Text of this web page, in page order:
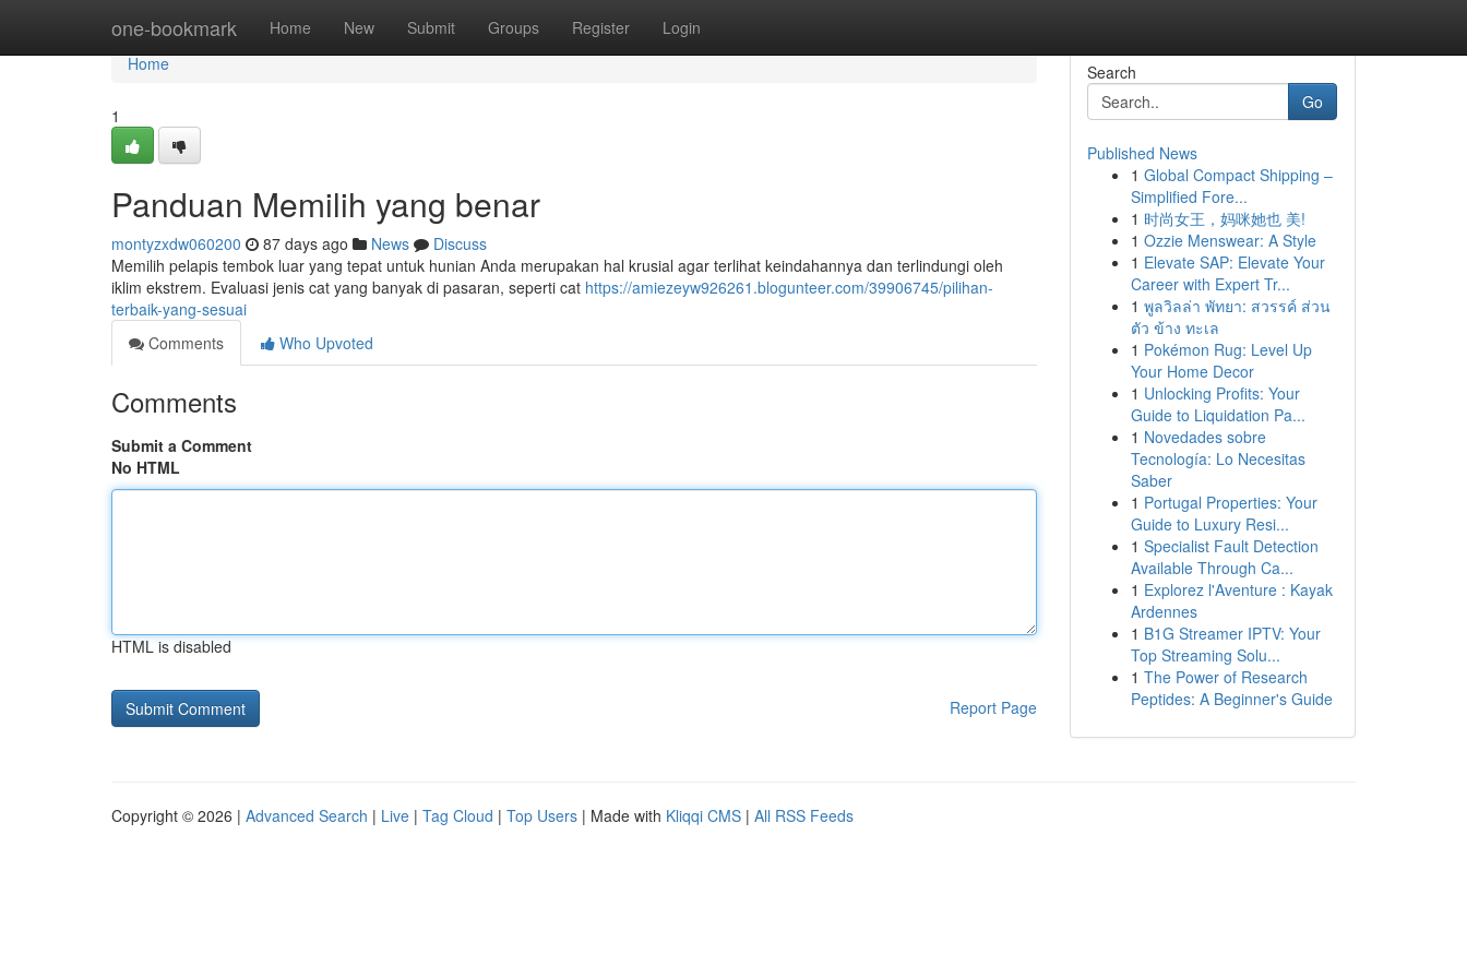
one-bookmark Home New Submit Groups Register Login
Home
Home
1
Panduan Memilih yang benar
montyzxdw060200 87 days ago News
Discuss
Memilih pelapis tembok luar yang tepat untuk hunian Anda merupakan hal krusial agar terlihat keindahannya dan terlindungi oleh
iklim ekstrem. Evaluasi jenis cat yang banyak di pasaran, seperti cat https://amiezeyw926261.blogunteer.com/39906745/pilihan-
terbaik-yang-sesuai
Comments
Who Upvoted
Comments
Submit a Comment
No HTML
HTML is disabled
Report Page
Search
Go
Published News
1 Global Compact Shipping –
Simplified Fore...
1 时尚女王，妈咪她也 美!
1 Ozzie Menswear: A Style
1 Elevate SAP: Elevate Your
Career with Expert Tr...
1 พูลวิลล่า พัทยา: สวรรค์ ส่วน
ตัว ข้าง ทะเล
1 Pokémon Rug: Level Up
Your Home Decor
1 Unlocking Profits: Your
Guide to Liquidation Pa...
1 Novedades sobre
Tecnología: Lo Necesitas
Saber
1 Portugal Properties: Your
Guide to Luxury Resi...
1 Specialist Fault Detection
Available Through Ca...
1 Explorez l'Aventure : Kayak
Ardennes
1 B1G Streamer IPTV: Your
Top Streaming Solu...
1 The Power of Research
Peptides: A Beginner's Guide
Copyright © 2026 | Advanced Search | Live | Tag Cloud | Top Users | Made with Kliqqi CMS | All RSS Feeds